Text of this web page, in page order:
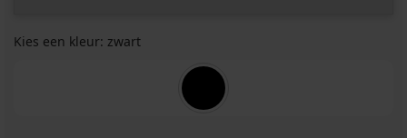
Kies een kleur: zwart